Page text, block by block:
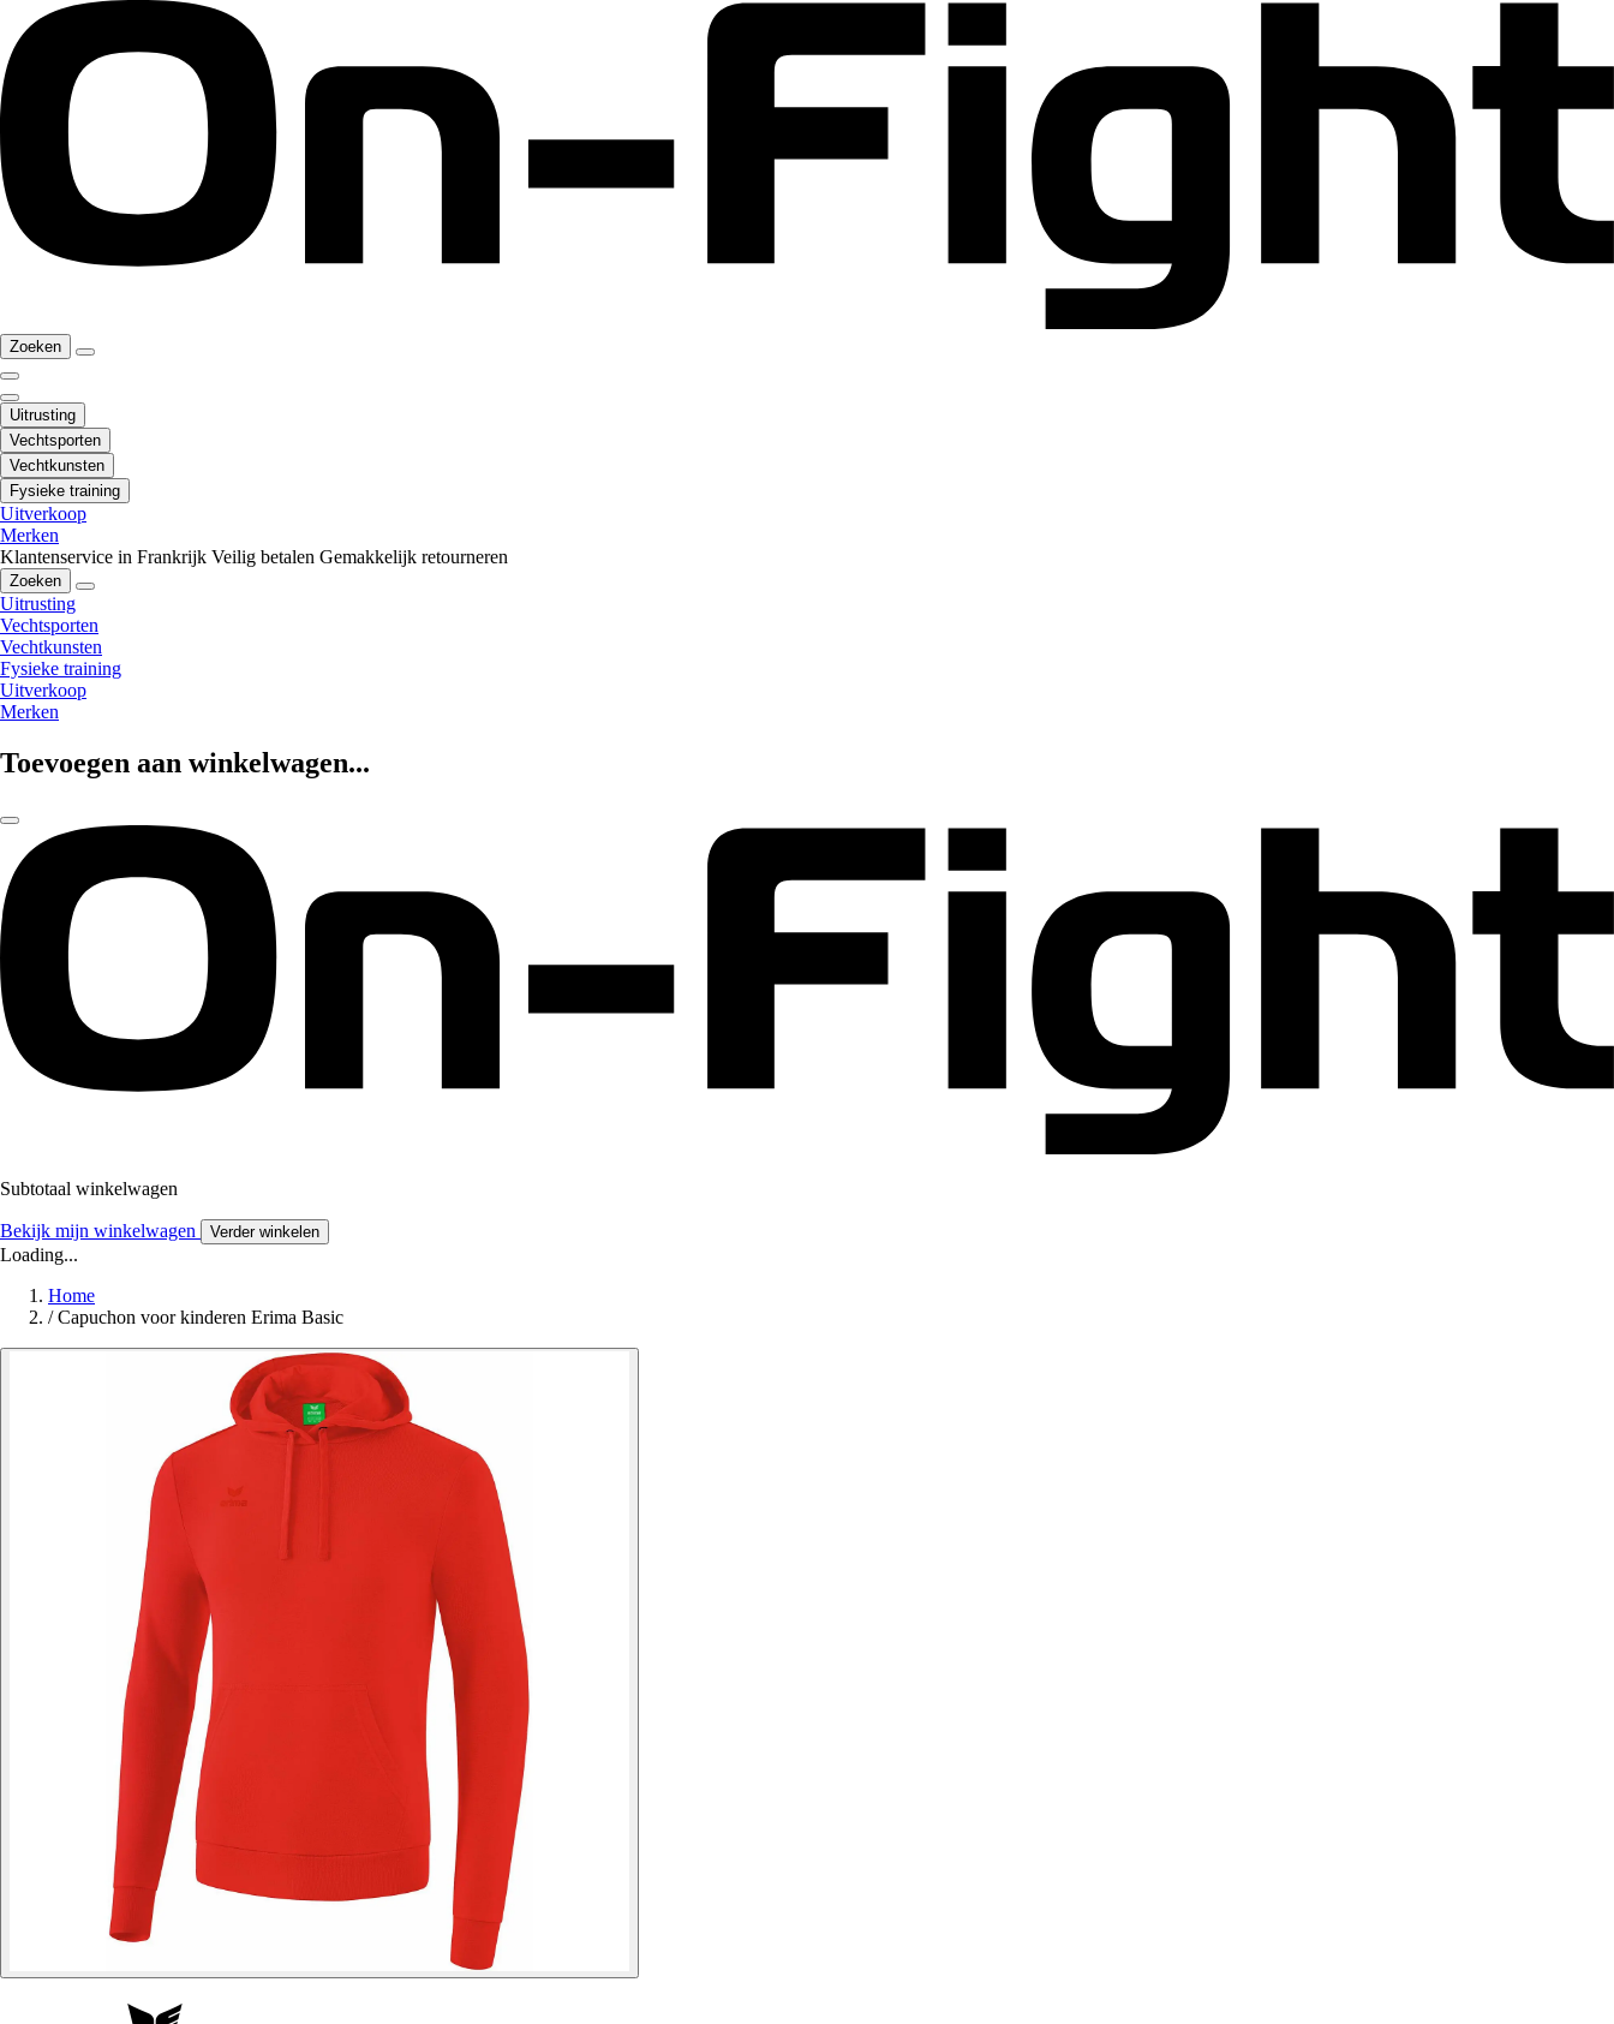
Zoeken
Uitrusting
Vechtsporten
Vechtkunsten
Fysieke training
Uitverkoop
Merken
Klantenservice in Frankrijk Veilig betalen Gemakkelijk retourneren
Zoeken
Uitrusting
Vechtsporten
Vechtkunsten
Fysieke training
Uitverkoop
Merken
Toevoegen aan winkelwagen...
Subtotaal winkelwagen
Bekijk mijn winkelwagen Verder winkelen
Loading...
Home
/ Capuchon voor kinderen Erima Basic